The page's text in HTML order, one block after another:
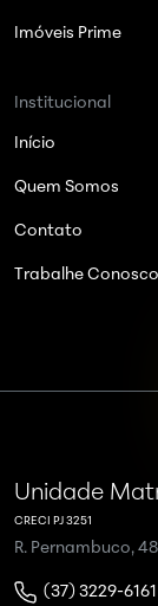
Imóveis Prime
Institucional
Início
Quem Somos
Contato
Trabalhe Conosco
Unidade
CRECI PJ 3251
R. Pernambuco,
(37) 3229-6161